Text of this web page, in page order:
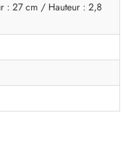
: 27 cm / Hauteur : 2,8